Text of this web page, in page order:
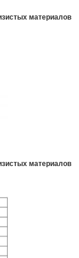
материалов
материалов